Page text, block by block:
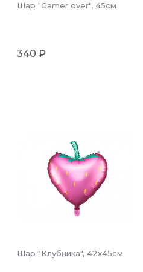
Шар "Gamer over", 45см
340 ₽
Шар "Клубника", 42х45см